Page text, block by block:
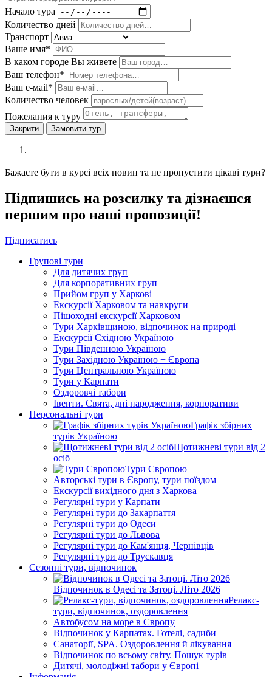
Начало тура
Количество дней
Транспорт
Ваше имя*
В каком городе Вы живете
Ваш телефон*
Ваш е-мail*
Количество человек
Пожелания к туру
Закрити Замовити тур
Бажаєте бути в курсі всіх новин та не пропустити цікаві тури?
Підпишись на розсилку та дізнаєшся
першим про наші пропозиції!
Підписатись
Групові тури
Для дитячих груп
Для корпоративних груп
Прийом груп у Харкові
Екскурсії Харковом та навкруги
Пішоходні екскурсії Харковом
Тури Харківщиною, відпочинок на природі
Екскурсії Східною Україною
Тури Південною Україною
Тури Західною Україною + Європа
Тури Центральною Україною
Тури у Карпати
Оздоровчі табори
Івенти. Свята, дні народження, корпоративи
Персональні тури
Графік збірних
турів Україною
Щотижневі тури від 2
осіб
Тури Європою
Авторські тури в Європу, тури поїздом
Екскурсії вихідного дня з Харкова
Регулярні тури у Карпати
Регулярні тури до Закарпаття
Регулярні тури до Одеси
Регулярні тури до Львова
Регулярні тури до Кам'янця, Чернівців
Регулярні тури до Трускавця
Сезонні тури, відпочинок
Відпочинок в Одесі та Затоці. Літо 2026
Релакс-
тури, відпочинок, оздоровлення
Автобусом на море в Європу
Відпочинок у Карпатах. Готелі, садиби
Санаторії, SPA. Оздоровлення й лікування
Відпочинок по всьому світу. Пошук турів
Дитячі, молодіжні табори у Європі